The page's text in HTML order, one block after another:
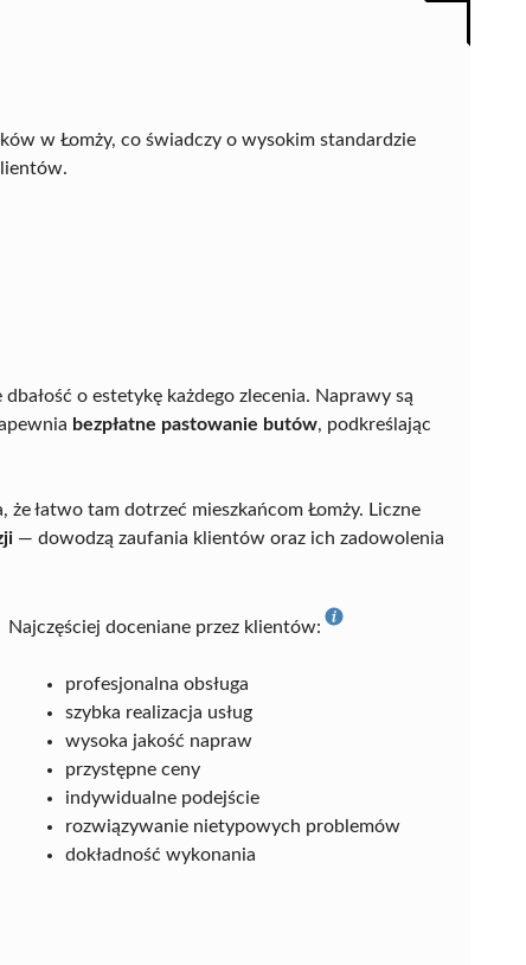
w Łomży, co świadczy o wysokim standardzie
o estetykę każdego zlecenia. Naprawy są
bezpłatne pastowanie butów, podkreślając
że łatwo tam dotrzeć mieszkańcom Łomży. Liczne
— dowodzą zaufania klientów oraz ich zadowolenia
Najczęściej doceniane przez klientów:
profesjonalna obsługa
szybka realizacja usług
wysoka jakość napraw
przystępne ceny
indywidualne podejście
rozwiązywanie nietypowych problemów
dokładność wykonania